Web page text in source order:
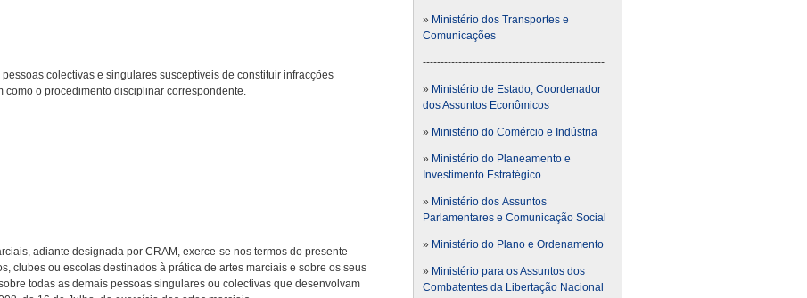
colectivas e singulares susceptíveis de constituir infracções
o procedimento disciplinar correspondente.
adiante designada por CRAM, exerce-se nos termos do presente
clubes ou escolas destinados à prática de artes marciais e sobre os seus
todas as demais pessoas singulares ou colectivas que desenvolvam
» Ministério dos Transportes e
Comunicações
---------------------------------------------------
» Ministério de Estado, Coordenador
dos Assuntos Econômicos
» Ministério do Comércio e Indústria
» Ministério do Planeamento e
Investimento Estratégico
» Ministério dos Assuntos
Parlamentares e Comunicação Social
» Ministério do Plano e Ordenamento
» Ministério para os Assuntos dos
Combatentes da Libertação Nacional